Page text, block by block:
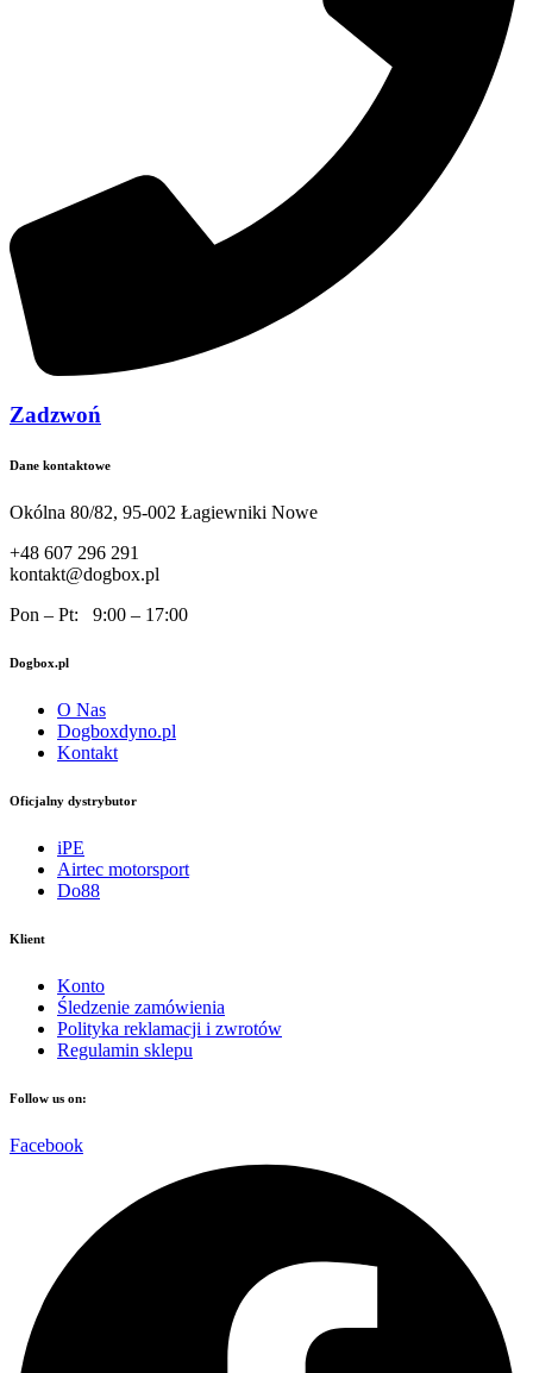
Zadzwoń
Dane kontaktowe
Okólna 80/82, 95-002 Łagiewniki Nowe
+48 607 296 291
kontakt@dogbox.pl
Pon – Pt: 9:00 – 17:00
Dogbox.pl
O Nas
Dogboxdyno.pl
Kontakt
Oficjalny dystrybutor
iPE
Airtec motorsport
Do88
Klient
Konto
Śledzenie zamówienia
Polityka reklamacji i zwrotów
Regulamin sklepu
Follow us on:
Facebook